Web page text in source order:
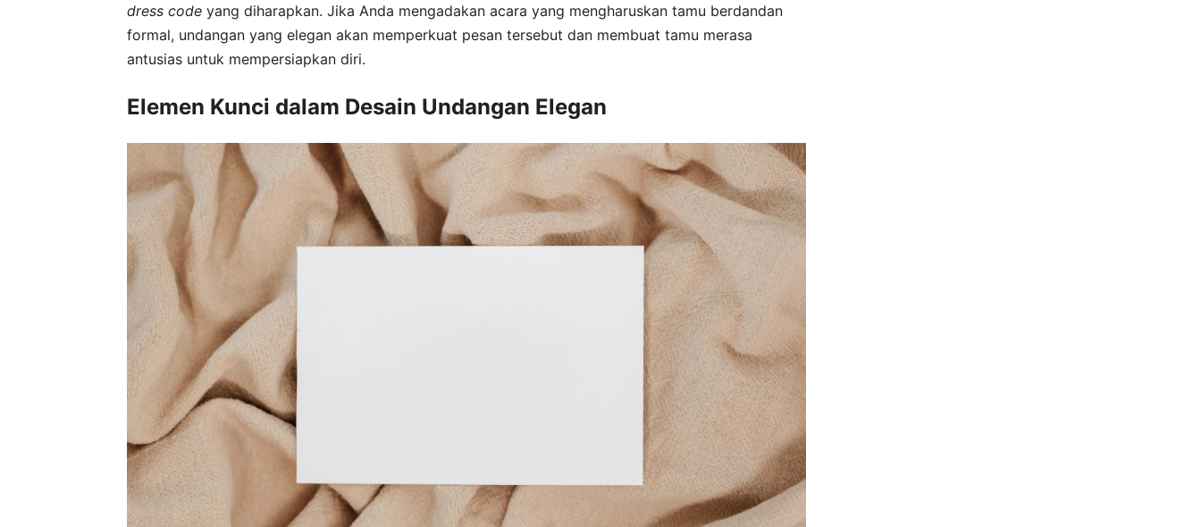
dress code yang diharapkan. Jika Anda mengadakan acara yang mengharuskan tamu berdandan
formal, undangan yang elegan akan memperkuat pesan tersebut dan membuat tamu merasa
antusias untuk mempersiapkan diri.
Elemen Kunci dalam Desain Undangan Elegan